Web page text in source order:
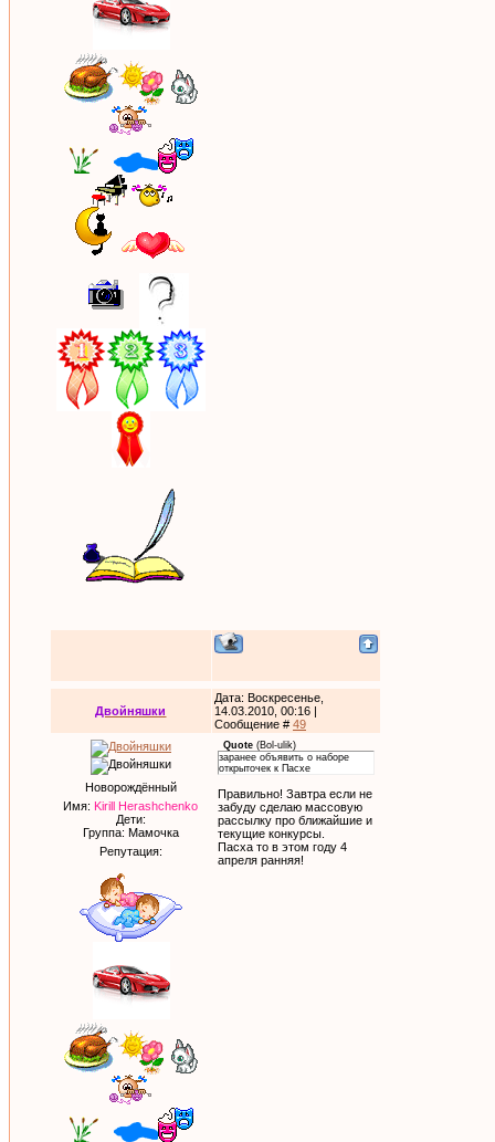
Двойняшки
Дата: Воскресенье,
14.03.2010, 00:16 |
Сообщение # 49
Новорождённый
Имя: Kirill Herashchenko
Дети:
Группа: Мамочка
Репутация:
Quote (Bol-ulik)
заранее объявить о наборе
открыточек к Пасхе
Правильно! Завтра если не
забуду сделаю массовую
рассылку про ближайшие и
текущие конкурсы.
Пасха то в этом году 4
апреля ранняя!